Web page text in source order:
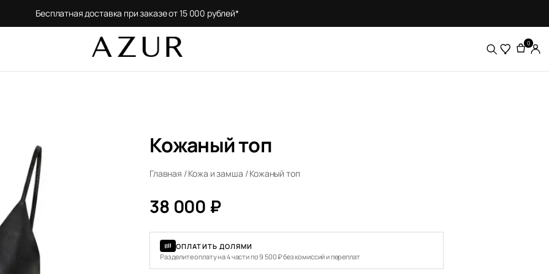
Бесплатная доставка при заказе от 15 000 рублей*
0
Кожаный топ
Главная /Кожа и замша / Кожаный топ
38 000 ₽
ОПЛАТИТЬ ДОЛЯМИ
Разделите оплату на 4 части по 9 500 ₽ без комиссий и переплат